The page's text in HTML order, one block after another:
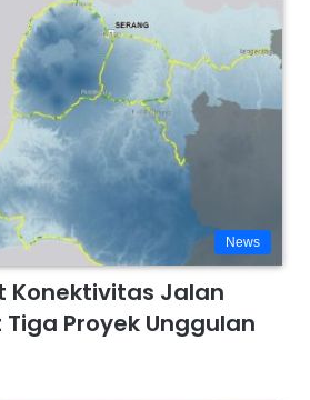
News
Konektivitas Jalan
Proyek Unggulan